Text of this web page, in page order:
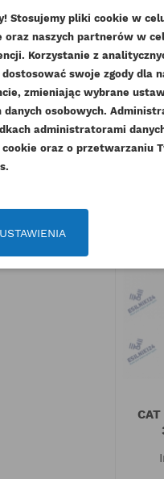
Stosujemy pliki cookie w
oraz naszych partnerów w
Korzystanie z
dostosować swoje zgody dla
zmieniając wybrane
danych osobowych.
administratorami
oraz o przetwarzaniu
USTAWIENIA